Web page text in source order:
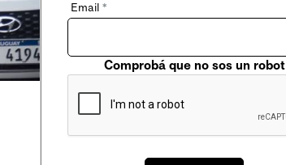
Email *
Comprobá que no sos un robot